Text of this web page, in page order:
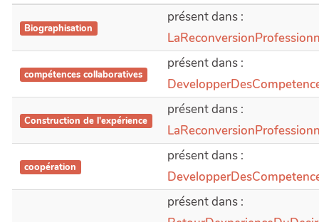
Biographisation
présent dans :
compétences collaboratives
présent dans :
Construction de l'expérience
présent dans :
coopération
présent dans :
présent dans :